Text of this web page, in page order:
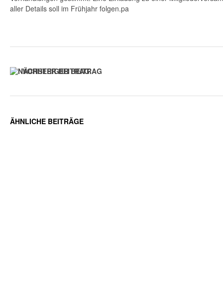
aller Details soll im Frühjahr folgen.pa
VORHERIGER BEITRAG
ÄHNLICHE BEITRÄGE